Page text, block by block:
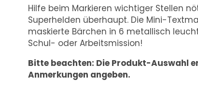
Hilfe beim Markieren wichtiger Stellen
Superhelden überhaupt. Die Mini-
maskierte Bärchen in 6 metallisch
Schul- oder Arbeitsmission!
Bitte beachten: Die Produkt-Auswahl
Anmerkungen angeben.